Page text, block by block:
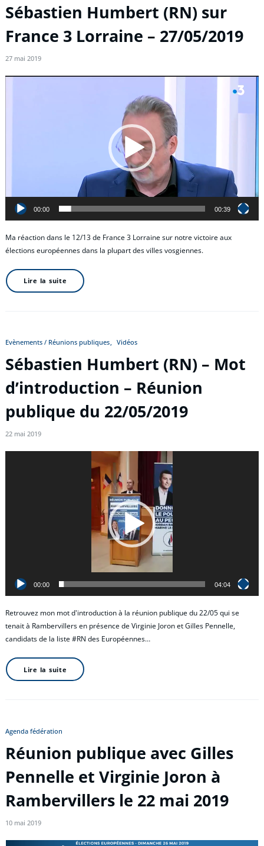
Sébastien Humbert (RN) sur
France 3 Lorraine – 27/05/2019
27 mai 2019
vidéo
00:00 00:39
Ma réaction dans le 12/13 de France 3 Lorraine sur notre victoire aux
élections européennes dans la plupart des villes vosgiennes.
Lire la suite
Evènements / Réunions publiques Vidéos
Sébastien Humbert (RN) – Mot
d’introduction – Réunion
publique du 22/05/2019
22 mai 2019
00:00 04:04
Retrouvez mon mot d'introduction à la réunion publique du 22/05 qui se
tenait à Rambervillers en présence de Virginie Joron et Gilles Pennelle,
candidats de la liste #RN des Européennes…
Lire la suite
Agenda fédération
Réunion publique avec Gilles
Pennelle et Virginie Joron à
Rambervillers le 22 mai 2019
10 mai 2019